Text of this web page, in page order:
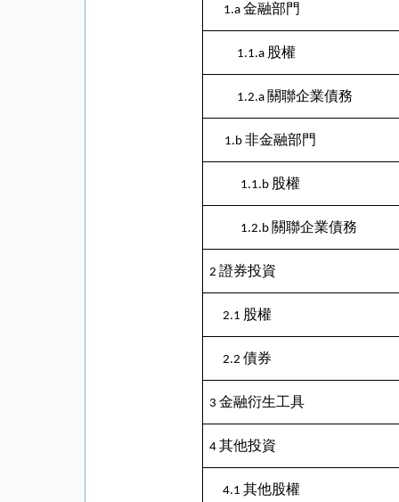
1.a金融部門
1.1.a 股權
1.2.a 關聯企業債務
1.b非金融部門
1.1.b 股權
1.2.b 關聯企業債務
2證券投資
2.1 股權
2.2 債券
3金融衍生工具
4其他投資
4.1 其他股權